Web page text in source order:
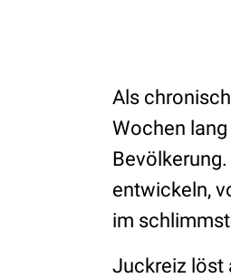
Als
Wochen
entwickeln,
im
Juckreiz löst